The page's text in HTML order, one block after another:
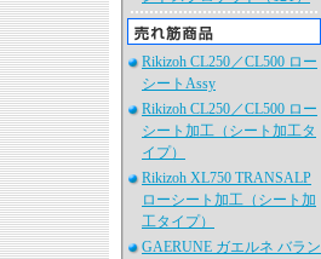
Rikizoh CL250／CL500 ロー
シートAssy
Rikizoh CL250／CL500 ロー
シート加工（シート加工タ
イプ）
Rikizoh XL750 TRANSALP
ローシート加工（シート加
工タイプ）
GAERUNE ガエルネ バラン